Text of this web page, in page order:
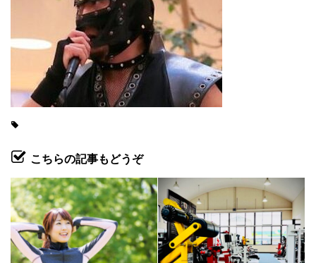
こちらの記事もどうぞ